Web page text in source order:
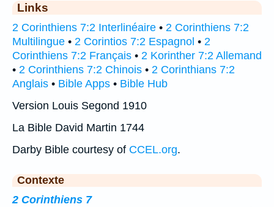
Links
2 Corinthiens 7:2 Interlinéaire • 2 Corinthiens 7:2
Multilingue • 2 Corintios 7:2 Espagnol • 2
Corinthiens 7:2 Français • 2 Korinther 7:2 Allemand
• 2 Corinthiens 7:2 Chinois • 2 Corinthians 7:2
Anglais • Bible Apps • Bible Hub
Version Louis Segond 1910
La Bible David Martin 1744
Darby Bible courtesy of CCEL.org.
Contexte
2 Corinthiens 7